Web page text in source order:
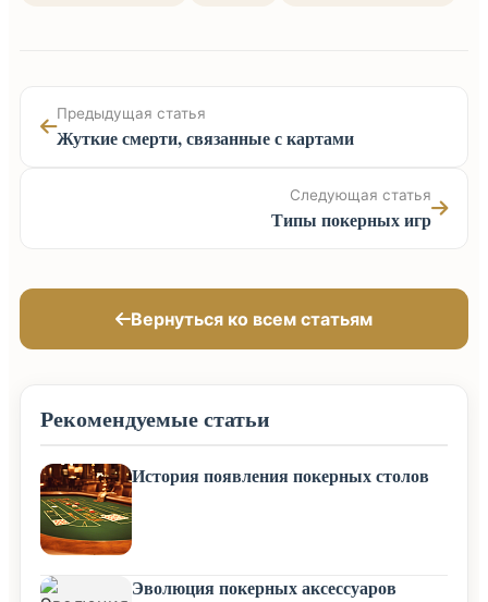
Предыдущая статья
Жуткие смерти, связанные с картами
Следующая статья
Типы покерных игр
Вернуться ко всем статьям
Рекомендуемые статьи
История появления покерных столов
Эволюция покерных аксессуаров